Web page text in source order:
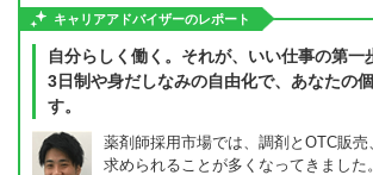
キャリアアドバイザーのレポート
自分らしく働く。それが、いい仕事の第一
3日制や身だしなみの自由化で、あなたの
す。
薬剤師採用市場では、調剤とOTC販
求められることが多くなってきました